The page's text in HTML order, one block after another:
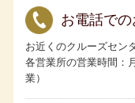
人利用が可能で
・グランドペン
マスイートはス
です。
・アスカスイー
わらず当該クル
お電話で
お近くのクルーズセン
各営業所の営業時間：
業）